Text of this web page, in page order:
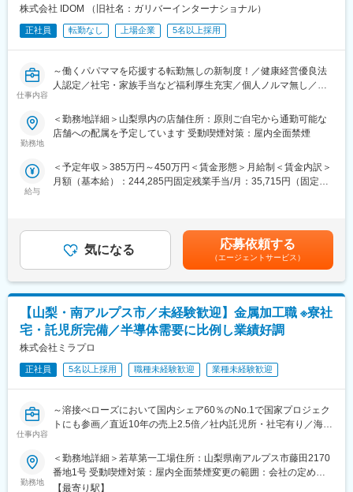
ご志向性やスキル等に応じて、以下いずれかの製品をご担当頂き
・真空コンポーネンツ：社内設備装置など
・ＯＥＭでの装置設計及び製造：チラー、微細部品製造工程の自
・医療分野向け装置：カテーテル調整・検査装置、医療器具検査
装置など
■同社について：
【事業】同社は1984年に元教師の津金会長が設立し9名で電子部
長中の機能部品メーカーです。真空をコア技術とし、真空事業・
ユニット事業・医療機器事業・次世代事業開発の4事業と事業のす
業当初から売上も右肩上がりで推移しており、創業50周年にあた
る2034年度には1000億円の売上げを目指します。
【就業環境】働き方改革を進めており、残業は分単位で管理／本
【社風】会社の沿革と同様に、社員の挑戦を後押しし、たとえ失
敗しても挑戦したこと自体を称える社風です。その裏付けとして
未経験の方も積極採用しています。
変更の範囲：会社の定める業務
株式会社 IDOM （旧社名：ガリバーインターナショナル）
正社員 転勤なし 上場企業 5名以上採用
仕事内容
～働くパパママを応援する転勤無しの新制度！／健康経営優良法
人認定／社宅・家族手当など福利厚生充実／個人ノルマ無し／正
ム上場／中古車販売実績業界トップクラス～
■業務内容：
ど）をお任せします。お客様それぞれの生活背景、使用用途、未
来設計、価値観に耳を傾け、最適な車との出会いをサポートする
◇お客様への提案商談（自動車の販売、買取、その他サービスの
提案）
◇自動車の査定業務
◇来店集客活動（ウェブサイトへの情報登録、店舗ブログの更新
など）
◇展示車両の配置設計
◇その他店舗運営業務など
※福利厚生や社員のモチベーション向上に繋がる仕組みが豊富な環
境です。
などのイベントにもすべて参加OK！有給休暇も計画的にとれま
す。
《フルタイム並の高収入》
初年度の想定年収は385万円～！成果に応じてインセンティブを
支給、管理職へのキャリアアップも可能なため、年収もグングン
勤務地
＜勤務地詳細＞山梨県内の店舗住所：原則ご自宅から通勤可能な
店舗への配属を予定しています 受動喫煙対策：屋内全面禁煙
給与
＜予定年収＞385万円～450万円＜賃金形態＞月給制＜賃金内訳＞
月額（基本給）：244,285円固定残業手当/月：35,715円（固定残
年収例：年収499万円：月給28万円＋インセンティブ＋賞与＋子
供手当年収427万円：月給28万円＋インセンティブ＋賞与＋子供
手当賃金はあくまでも目安の金額であり、選考を通じて上下する
可能性があります。月給(月額)は固定手当を含めた表記です。
気になる 応募依頼する
（エージェントサービス）
【山梨・南アルプス市／未経験歓迎】金属加工職 ※寮社
宅・託児所完備／半導体需要に比例し業績好調
株式会社ミラプロ
正社員 5名以上採用 職種未経験歓迎 業種未経験歓迎
仕事内容
～溶接べローズにおいて国内シェア60％のNo.1で国家プロジェク
トにも参画／直近10年の売上2.5倍／社内託児所・社宅有り／海外
■業務概要：
半導体製造で欠かすことができない真空技術・溶接ベローズ分野
勤務地
＜勤務地詳細＞若草第一工場住所：山梨県南アルプス市藤田2170
番地1号 受動喫煙対策：屋内全面禁煙変更の範囲：会社の定める
事業所（リモートワーク含む）
【最寄り駅】